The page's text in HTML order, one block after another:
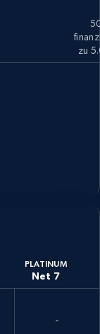
zu
PLATINUM
Net 7
-